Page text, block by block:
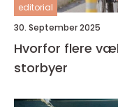
editorial
30. September 2025
Hvorfor flere
storbyer